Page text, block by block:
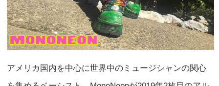
アメリカ国内を中心に世界中のミュージシャンの関心